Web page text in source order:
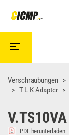
Verschraubungen
T-L-K-Adapter
V.TS10VA
PDF herunterladen